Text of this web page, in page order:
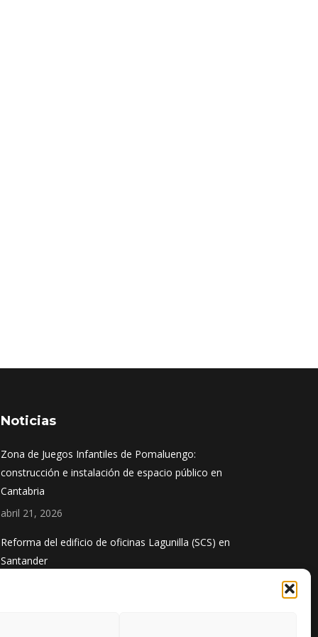
Noticias
Zona de Juegos Infantiles de Pomaluengo:
construcción e instalación de espacio público en
Cantabria
abril 21, 2026
Reforma del edificio de oficinas Lagunilla (SCS) en
Santander